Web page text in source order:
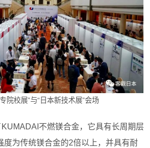
院校展”与“日本新技术展”会场
不燃镁合金，它具有长周期层
度为传统镁合金的2倍以上，并具有耐